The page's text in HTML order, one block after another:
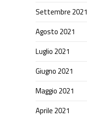
Settembre 2021
Agosto 2021
Luglio 2021
Giugno 2021
Maggio 2021
Aprile 2021